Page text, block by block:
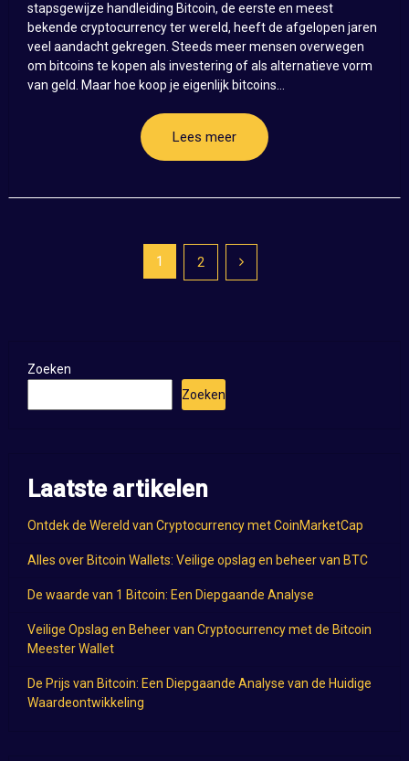
stapsgewijze handleiding Bitcoin, de eerste en meest
bekende cryptocurrency ter wereld, heeft de afgelopen jaren
veel aandacht gekregen. Steeds meer mensen overwegen
om bitcoins te kopen als investering of als alternatieve vorm
van geld. Maar hoe koop je eigenlijk bitcoins...
Lees meer
1 2
Zoeken
Zoeken
Laatste artikelen
Ontdek de Wereld van Cryptocurrency met CoinMarketCap
Alles over Bitcoin Wallets: Veilige opslag en beheer van BTC
De waarde van 1 Bitcoin: Een Diepgaande Analyse
Veilige Opslag en Beheer van Cryptocurrency met de Bitcoin
Meester Wallet
De Prijs van Bitcoin: Een Diepgaande Analyse van de Huidige
Waardeontwikkeling